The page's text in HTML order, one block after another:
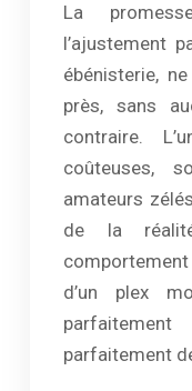
La
l’ajustement
ébénisterie,
près, sans
contraire.
coûteuses,
amateurs
de la
d’un plex
parfaitement